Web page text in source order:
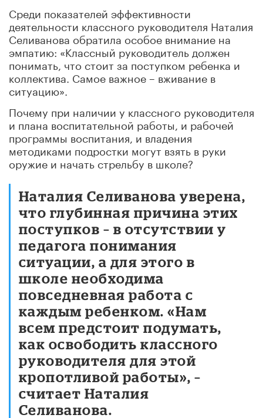
Среди показателей эффективности
деятельности классного руководителя Наталия
Селиванова обратила особое внимание на
эмпатию: «Классный руководитель должен
понимать, что стоит за поступком ребенка и
коллектива. Самое важное – вживание в
ситуацию».
Почему при наличии у классного руководителя
и плана воспитательной работы, и рабочей
программы воспитания, и владения
методиками подростки могут взять в руки
оружие и начать стрельбу в школе?
Наталия Селиванова уверена,
что глубинная причина этих
поступков – в отсутствии у
педагога понимания
ситуации, а для этого в
школе необходима
повседневная работа с
каждым ребенком. «Нам
всем предстоит подумать,
как освободить классного
руководителя для этой
кропотливой работы», –
считает Наталия
Селиванова.